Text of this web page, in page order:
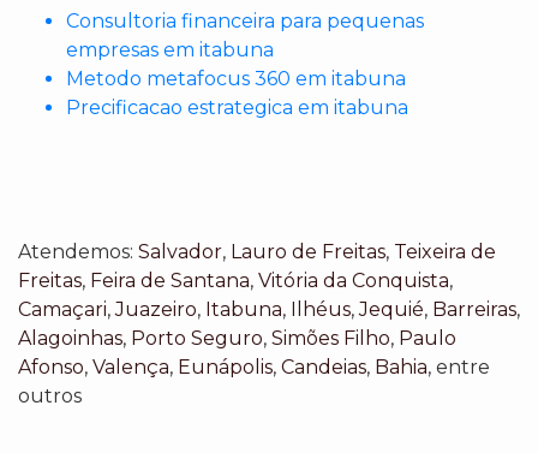
Consultoria financeira para pequenas
empresas em itabuna
Metodo metafocus 360 em itabuna
Precificacao estrategica em itabuna
Atendemos: Salvador, Lauro de Freitas, Teixeira de
Freitas, Feira de Santana, Vitória da Conquista,
Camaçari,Juazeiro, Itabuna, Ilhéus,Jequié, Barreiras,
Alagoinhas, Porto Seguro, Simões Filho, Paulo
Afonso, Valença, Eunápolis, Candeias, Bahia, entre
outros